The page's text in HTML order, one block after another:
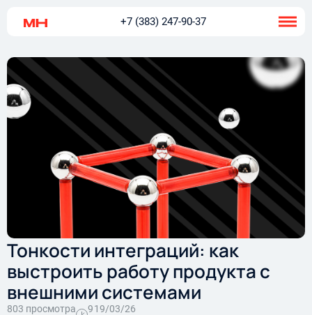
+7 (383) 247-90-37
Тонкости интеграций: как
выстроить работу продукта с
внешними системами
803 просмотра
919/03/26